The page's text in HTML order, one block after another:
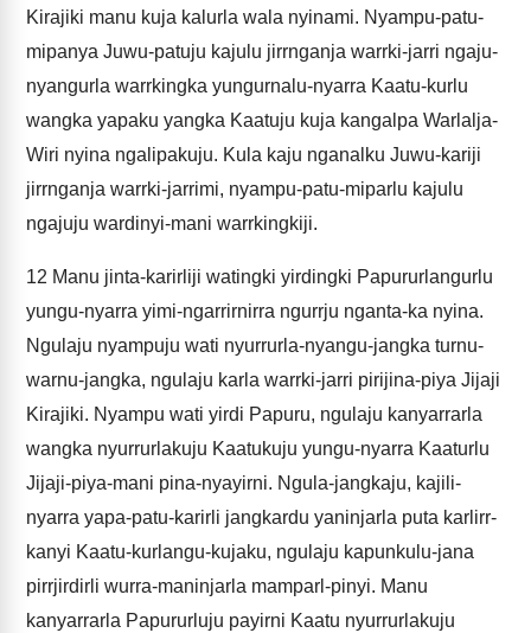
Kirajiki manu kuja kalurla wala nyinami. Nyampu-patu-
mipanya Juwu-patuju kajulu jirrnganja warrki-jarri ngaju-
nyangurla warrkingka yungurnalu-nyarra Kaatu-kurlu
wangka yapaku yangka Kaatuju kuja kangalpa Warlalja-
Wiri nyina ngalipakuju. Kula kaju nganalku Juwu-kariji
jirrnganja warrki-jarrimi, nyampu-patu-miparlu kajulu
ngajuju wardinyi-mani warrkingkiji.
12 Manu jinta-karirliji watingki yirdingki Papururlangurlu
yungu-nyarra yimi-ngarrirnirra ngurrju nganta-ka nyina.
Ngulaju nyampuju wati nyurrurla-nyangu-jangka turnu-
warnu-jangka, ngulaju karla warrki-jarri pirijina-piya Jijaji
Kirajiki. Nyampu wati yirdi Papuru, ngulaju kanyarrarla
wangka nyurrurlakuju Kaatukuju yungu-nyarra Kaaturlu
Jijaji-piya-mani pina-nyayirni. Ngula-jangkaju, kajili-
nyarra yapa-patu-karirli jangkardu yaninjarla puta karlirr-
kanyi Kaatu-kurlangu-kujaku, ngulaju kapunkulu-jana
pirrjirdirli wurra-maninjarla mamparl-pinyi. Manu
kanyarrarla Papururluju payirni Kaatu nyurrurlakuju